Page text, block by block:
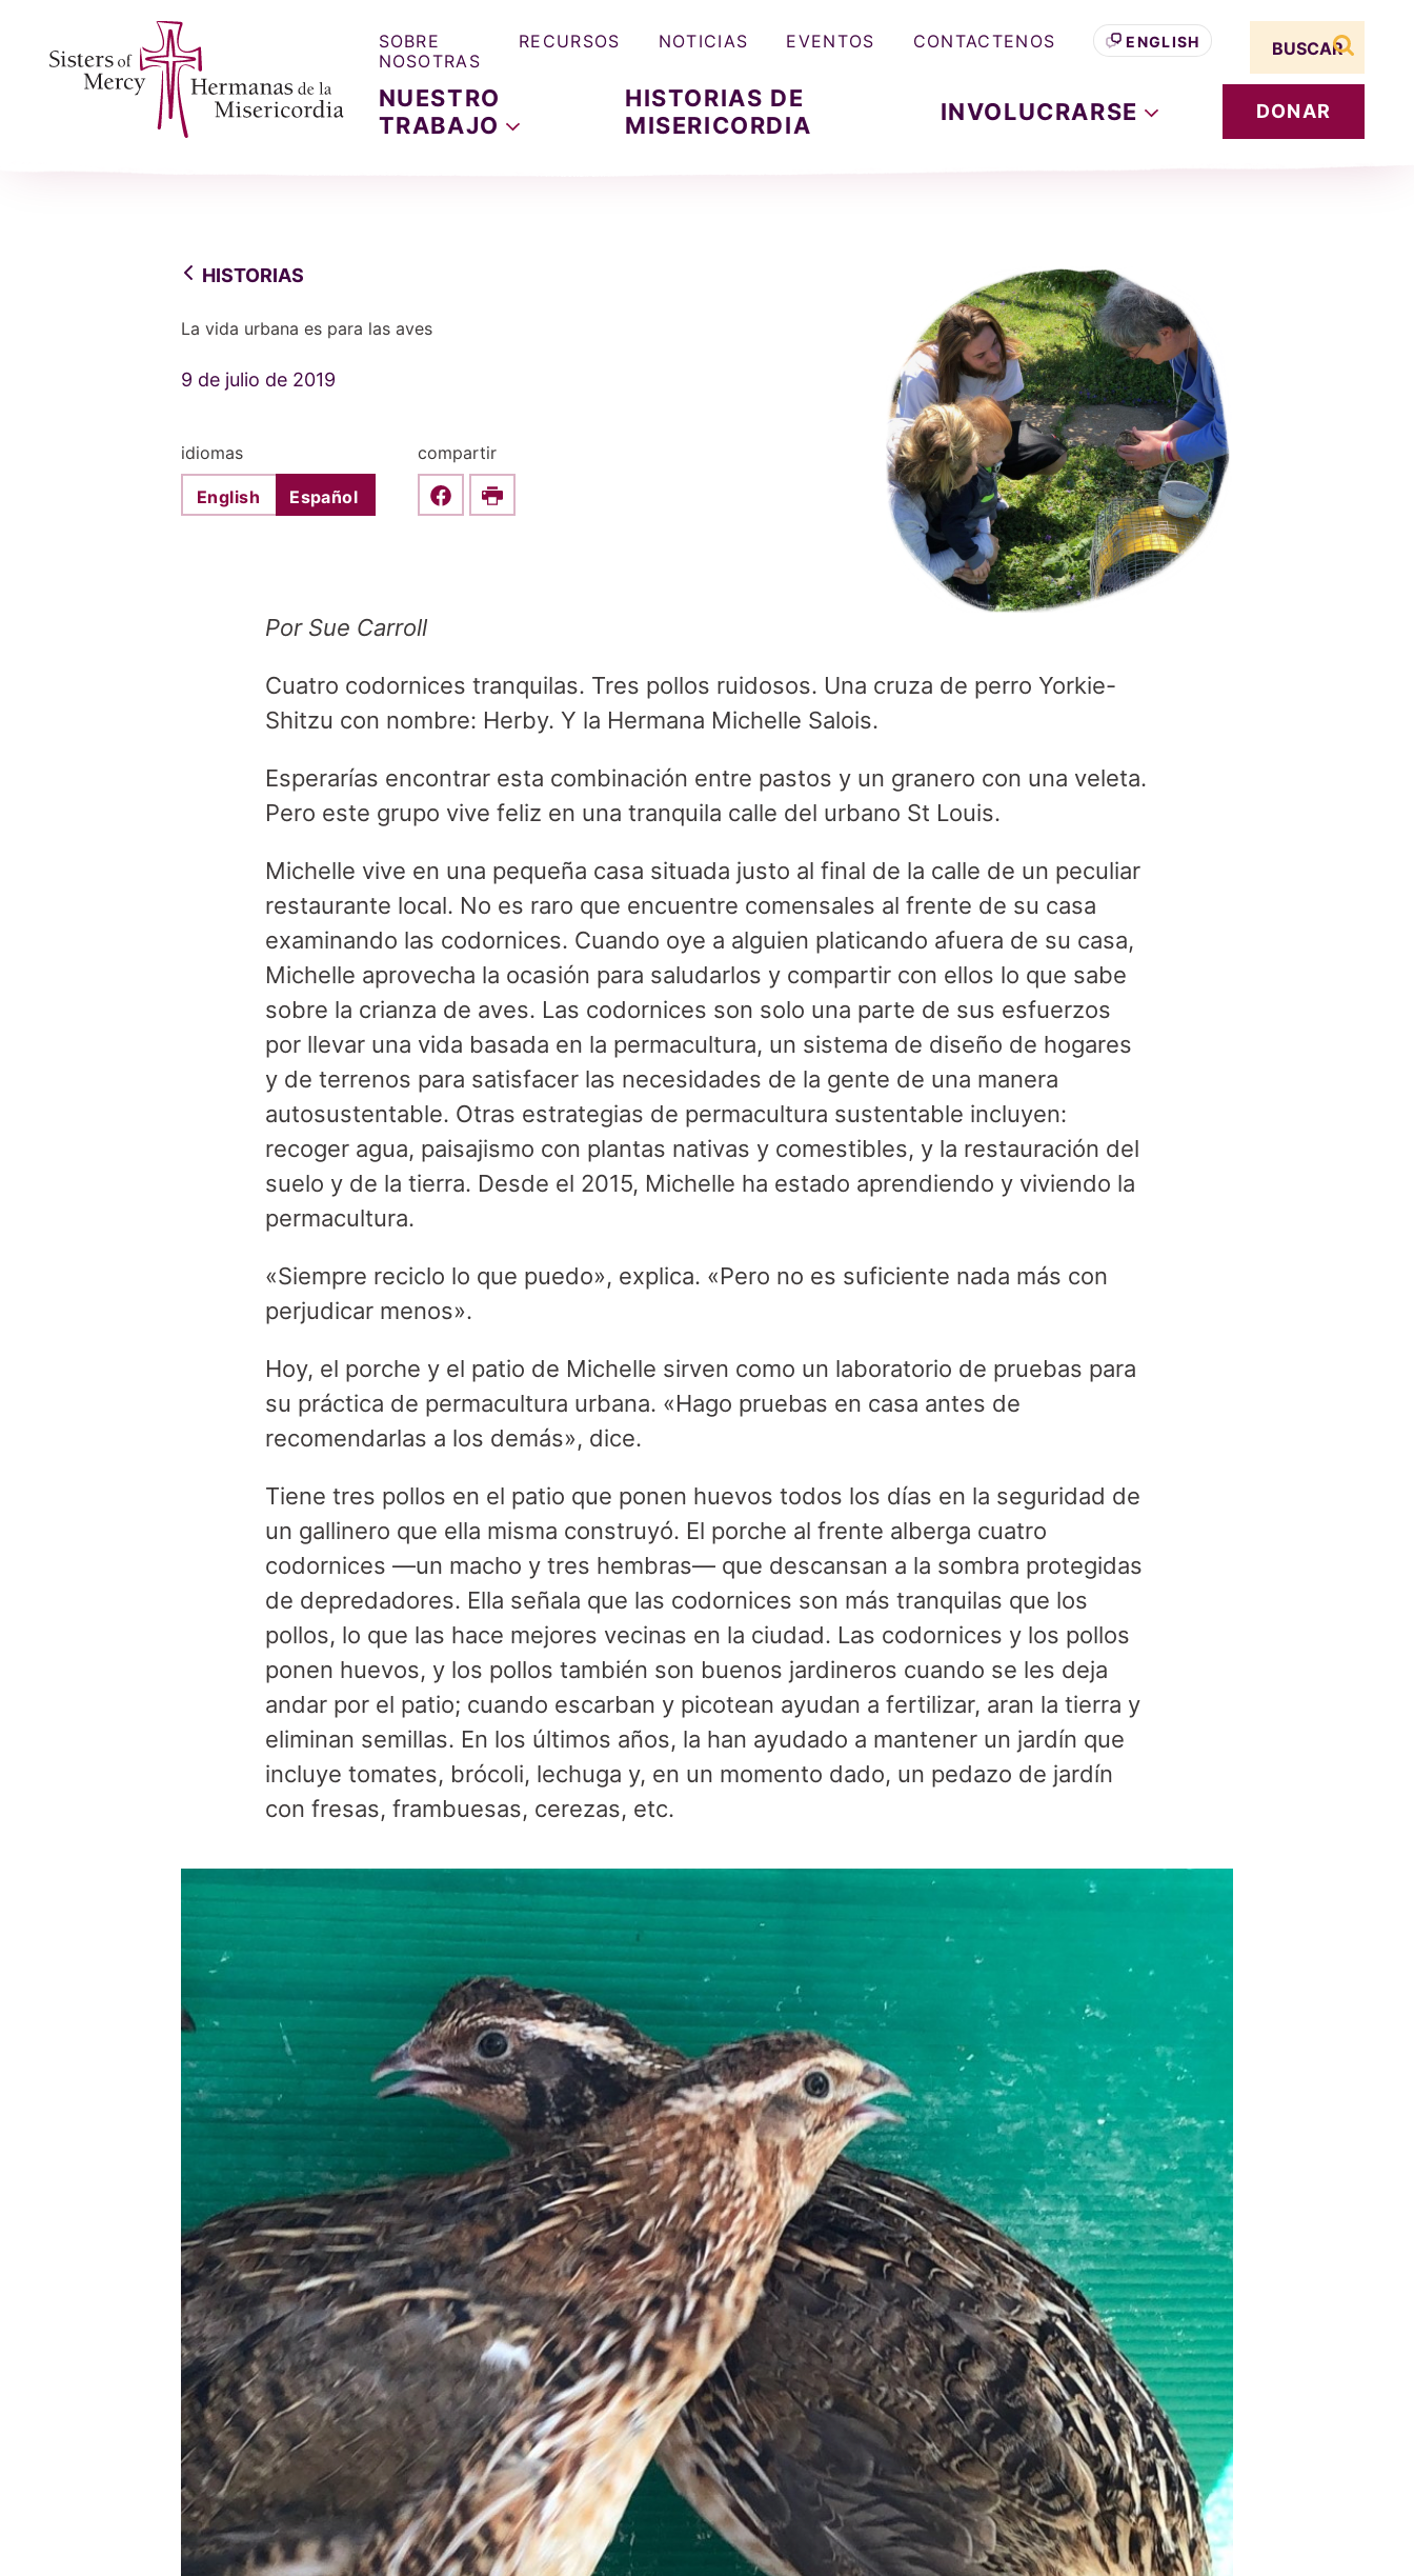
NUESTRO
TRABAJO
HISTORIAS DE
MISERICORDIA
INVOLUCRARSE DONAR
SOBRE
NOSOTRAS
RECURSOS NOTICIAS EVENTOS CONTACTENOS ENGLISH
Search term
buscar
HISTORIAS
La vida urbana es para las aves
9 de julio de 2019
idiomas
English Español
compartir
Share this on Facebook
Print
Por Sue Carroll
Cuatro codornices tranquilas. Tres pollos ruidosos. Una cruza de perro Yorkie-
Shitzu con nombre: Herby. Y la Hermana Michelle Salois.
Esperarías encontrar esta combinación entre pastos y un granero con una veleta.
Pero este grupo vive feliz en una tranquila calle del urbano St Louis.
Michelle vive en una pequeña casa situada justo al final de la calle de un peculiar
restaurante local. No es raro que encuentre comensales al frente de su casa
examinando las codornices. Cuando oye a alguien platicando afuera de su casa,
Michelle aprovecha la ocasión para saludarlos y compartir con ellos lo que sabe
sobre la crianza de aves. Las codornices son solo una parte de sus esfuerzos
por llevar una vida basada en la permacultura, un sistema de diseño de hogares
y de terrenos para satisfacer las necesidades de la gente de una manera
autosustentable. Otras estrategias de permacultura sustentable incluyen:
recoger agua, paisajismo con plantas nativas y comestibles, y la restauración del
suelo y de la tierra. Desde el 2015, Michelle ha estado aprendiendo y viviendo la
permacultura.
«Siempre reciclo lo que puedo», explica. «Pero no es suficiente nada más con
perjudicar menos».
Hoy, el porche y el patio de Michelle sirven como un laboratorio de pruebas para
su práctica de permacultura urbana. «Hago pruebas en casa antes de
recomendarlas a los demás», dice.
Tiene tres pollos en el patio que ponen huevos todos los días en la seguridad de
un gallinero que ella misma construyó. El porche al frente alberga cuatro
codornices —un macho y tres hembras— que descansan a la sombra protegidas
de depredadores. Ella señala que las codornices son más tranquilas que los
pollos, lo que las hace mejores vecinas en la ciudad. Las codornices y los pollos
ponen huevos, y los pollos también son buenos jardineros cuando se les deja
andar por el patio; cuando escarban y picotean ayudan a fertilizar, aran la tierra y
eliminan semillas. En los últimos años, la han ayudado a mantener un jardín que
incluye tomates, brócoli, lechuga y, en un momento dado, un pedazo de jardín
con fresas, frambuesas, cerezas, etc.